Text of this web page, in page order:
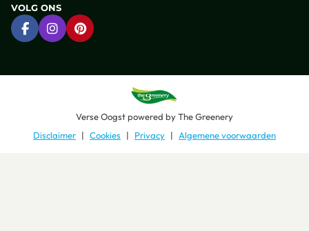
VOLG ONS
Ga naar Facebook
Ga naar Instagram
Ga naar Pinterest
Verse Oogstpowered byThe Greenery
Disclaimer
Cookies Privacy Algemene voorwaarden